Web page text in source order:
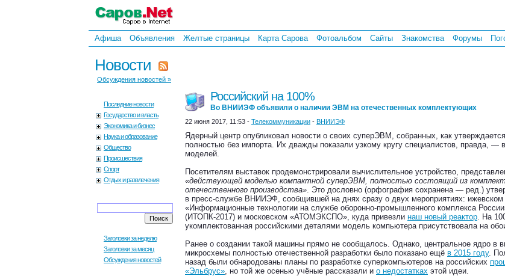
Афиша Объявления Желтые страницы Карта Сарова Фотоальбом Сайты Знакомства Форумы
Новости
Обсуждения новостей »
Последние новости
Государство и власть
Экономика и бизнес
Наука и образование
Общество
Происшествия
Спорт
Отдых и развлечения
Заголовки за неделю
Заголовки за месяц
Обсуждения новостей
Российский на 100%
Во ВНИИЭФ объявили о наличии ЭВМ на отечественных комплектующих
22 июня 2017, 11:53 - Телекоммуникации - ВНИИЭФ
Ядерный центр опубликовал новости о своих суперЭВМ, собранных, как
полностью без импорта. Их дважды показали узкому кругу специалистов, правда, —
моделей.
Посетителям выставок продемонстрировали вычислительное устройство,
«действующей моделью компактной суперЭВМ, полностью состоящий из
отечественного производства». Это дословно (орфография сохранена — ред.)
в пресс-службе ВНИИЭФ, сообщившей на днях сразу о двух мероприятиях: ижевском
«Информационные технологии на службе оборонно-промышленного комплекса
(ИТОПК-2017) и московском «АТОМЭКСПО», куда привезли наш новый реактор. На
укомплектованная российскими деталями модель компьютера присутствовала на
Ранее о создании такой машины прямо не сообщалось. Однако, центральное ядро в
микросхемы полностью отечественной разработки было показано ещё в 2015 году.
назад были обнародованы планы по разработке суперкомпьютеров на российских
«Эльбрус», но той же осенью учёные рассказали и о недостатках этой идеи.